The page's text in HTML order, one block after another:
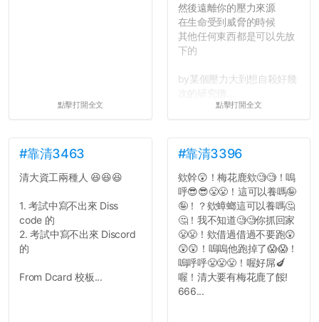
點擊打開全文
然後遠離你的壓力來源
在生命受到威脅的時候
其他任何東西都是可以先放
下的
by某個壓力大到想自殺好幾
點擊打開全文
#靠清3463
清大資工兩種人 😆😆😆
1. 考試中寫不出來 Diss
code 的
2. 考試中寫不出來 Discord
的
From Dcard 校板...
#靠清3396
欸幹😲！梅花鹿欸🧐🧐！嗚
呼😎😎😤😤！這可以養嗎🤪
🤪！？欸蟑螂這可以養嗎🤔
🤔！我不知道🧐🧐你抓回家
😤😤！欸借過借過不要跑😲
😲😲！嗚嗚他跑掉了😱😱！
嗚呼呼😤😤😤！喔好屌🍆
喔！清大要有梅花鹿了餒!
666...